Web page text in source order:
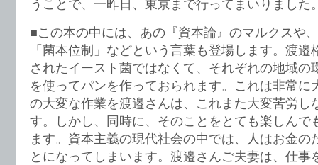
うことで、一昨日、東京まで行ってまいりました
■この本の中には、あの『資本論』のマルクスや
「菌本位制」などという言葉も登場します。渡
されたイースト菌ではなくて、それぞれの地域の
を使ってパンを作っておられます。これは非常に
の大変な作業を渡邉さんは、これまた大変苦労し
す。しかし、同時に、そのことをとても楽しんで
ます。資本主義の現代社会の中では、人はお金の
とになってしまいます。渡邉さんご夫妻は、仕事